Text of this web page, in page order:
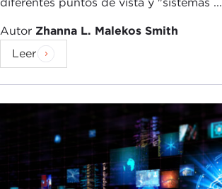
Autor Zhanna L. Malekos Smith
Leer